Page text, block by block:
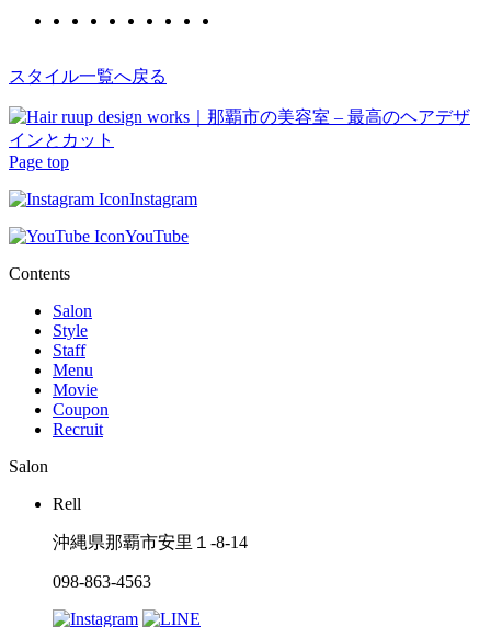
スタイル一覧へ戻る
Page top
Instagram
YouTube
Contents
Salon
Style
Staff
Menu
Movie
Coupon
Recruit
Salon
Rell
沖縄県那覇市安里１-8-14
098-863-4563